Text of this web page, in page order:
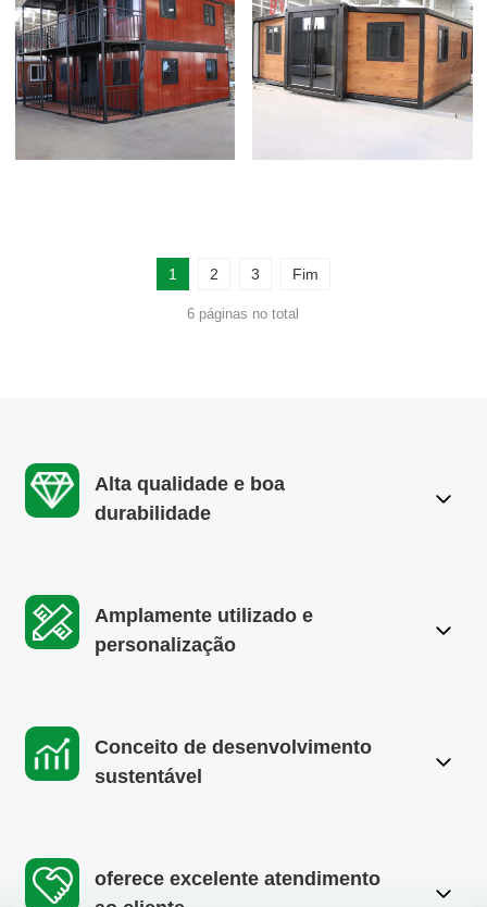
1 2 3 Fim
6 páginas no total
Alta qualidade e boa
durabilidade
Amplamente utilizado e
personalização
Conceito de desenvolvimento
sustentável
oferece excelente atendimento